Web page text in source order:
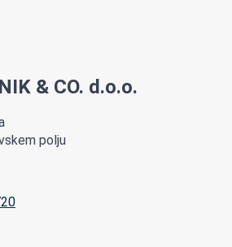
& CO. d.o.o.
polju